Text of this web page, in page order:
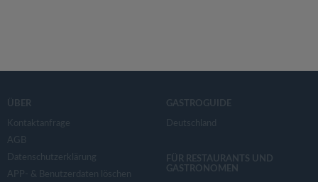
ÜBER
Kontaktanfrage
AGB
Datenschutzerklärung
APP- & Benutzerdaten löschen
GASTROGUIDE
Deutschland
FÜR RESTAURANTS UND
GASTRONOMEN